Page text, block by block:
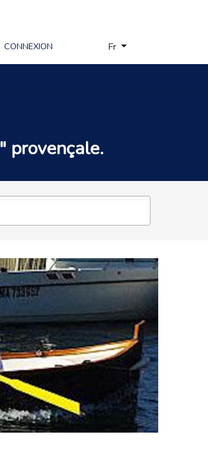
CONNEXION Sélectionnez votre langue
Fr
" provençale.